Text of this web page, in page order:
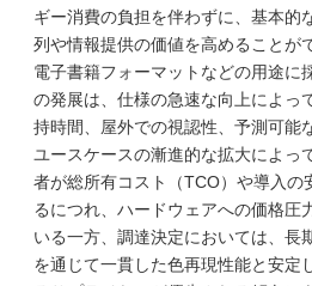
ギー消費の負担を伴わずに、基本的
列や情報提供の価値を高めることが
電子書籍フォーマットなどの用途に
の発展は、仕様の急速な向上によっ
持時間、屋外での視認性、予測可能
ユースケースの漸進的な拡大によっ
者が総所有コスト（TCO）や導入の
るにつれ、ハードウェアへの価格圧
いる一方、調達決定においては、長
を通じて一貫した色再現性能と安定